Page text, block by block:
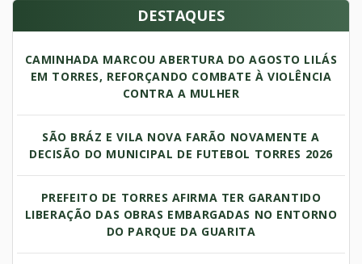
DESTAQUES
CAMINHADA MARCOU ABERTURA DO AGOSTO LILÁS
EM TORRES, REFORÇANDO COMBATE À VIOLÊNCIA
CONTRA A MULHER
SÃO BRÁZ E VILA NOVA FARÃO NOVAMENTE A
DECISÃO DO MUNICIPAL DE FUTEBOL TORRES 2026
PREFEITO DE TORRES AFIRMA TER GARANTIDO
LIBERAÇÃO DAS OBRAS EMBARGADAS NO ENTORNO
DO PARQUE DA GUARITA